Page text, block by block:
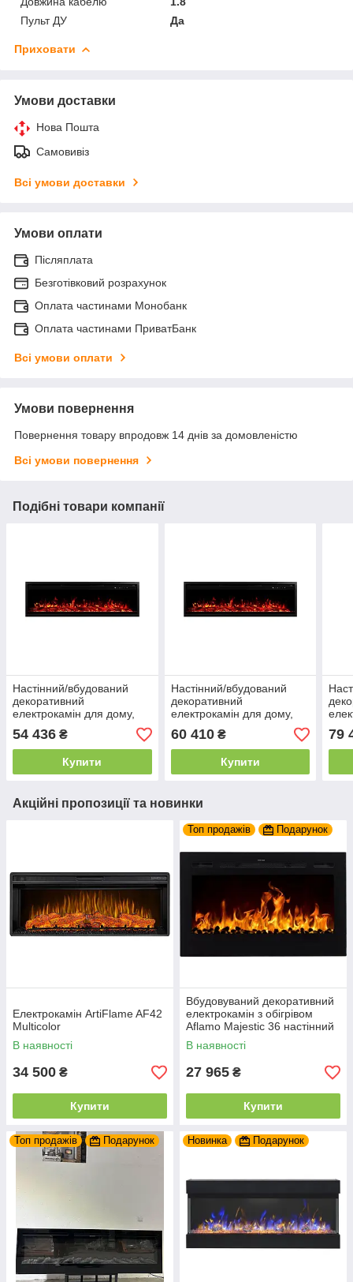
Пульт ДУ
Да
Приховати
Умови доставки
Нова Пошта
Самовивіз
Всі умови доставки
Умови оплати
Післяплата
Безготівковий розрахунок
Оплата частинами Монобанк
Оплата частинами ПриватБанк
Всі умови оплати
Умови повернення
Повернення товару впродовж 14 днів за домовленістю
Всі умови повернення
Подібні товари компанії
Настінний/вбудований
декоративний
електрокамін для дому,
Aflamo Royal PRO 120
54 436 ₴
Купити
Настінний/вбудований
декоративний
електрокамін для дому,
Aflamo Royal PRO 140
60 410₴
Купити
79
Акційні пропозиції та новинки
Електрокамін ArtiFlame AF42
Multicolor
В наявності
34 500 ₴
Купити
Топ продажів Подарунок
Вбудовуваний декоративний
електрокамін з обігрівом
Aflamo Majestic 36 настінний
електрокамін 92 см
В наявності
27 965 ₴
Купити
Топ продажів Подарунок Новинка Подарунок